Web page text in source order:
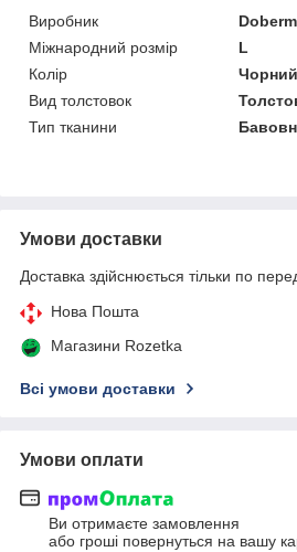
Виробник
Міжнародний розмір
L
Колір
Чорний
Вид толстовок
Тип тканини
Умови доставки
Доставка здійснюється тільки по
Нова Пошта
Магазини Rozetka
Всі умови доставки
Умови оплати
Ви отримаєте замовлення
або гроші повернуться на вашу